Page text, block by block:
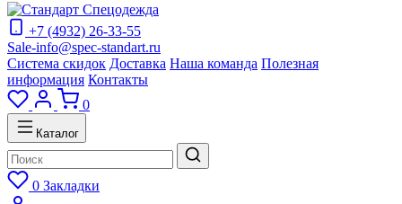
+7 (4932) 26-33-55
Sale-info@spec-standart.ru
Система скидок Доставка Наша команда Полезная
информация Контакты
0
Каталог
0 Закладки